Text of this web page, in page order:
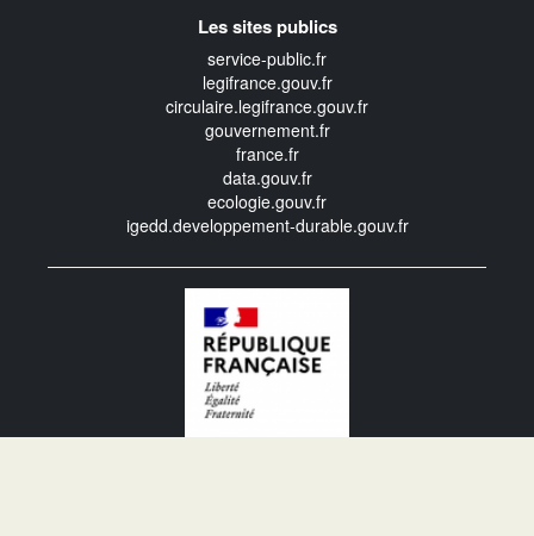
Les sites publics
service-public.fr
legifrance.gouv.fr
circulaire.legifrance.gouv.fr
gouvernement.fr
france.fr
data.gouv.fr
ecologie.gouv.fr
igedd.developpement-durable.gouv.fr